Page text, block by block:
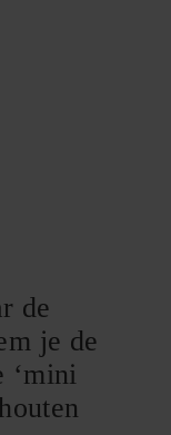
de
je de
‘mini